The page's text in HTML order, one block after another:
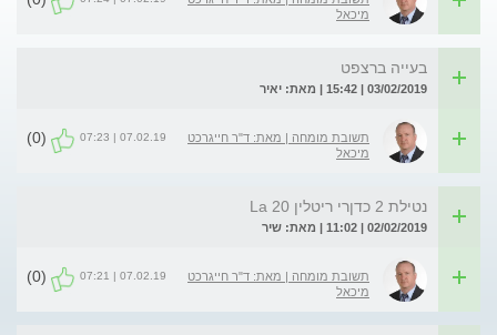
מיכאל
בעייה ברצפט
03/02/2019 | 15:42 | מאת: יאיר
תשובת מומחה | מאת: ד"ר חייגרכט
מיכאל
07.02.19 | 07:23
(0)
נטילת 2 כדןרי ריטלין La 20
02/02/2019 | 11:02 | מאת: שיר
תשובת מומחה | מאת: ד"ר חייגרכט
מיכאל
07.02.19 | 07:21
(0)